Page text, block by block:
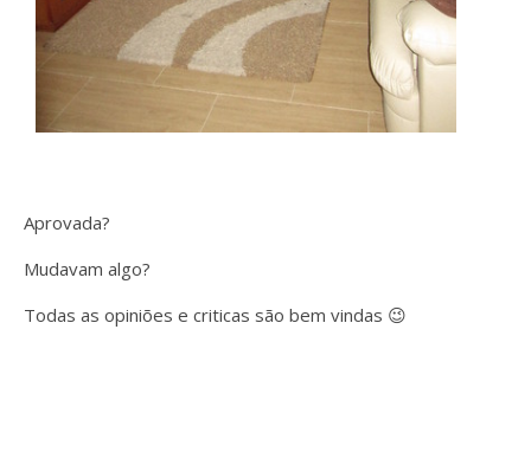
Aprovada?
Mudavam algo?
Todas as opiniões e criticas são bem vindas 😉